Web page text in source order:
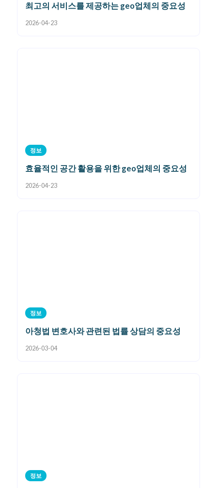
최고의 서비스를 제공하는 geo업체의 중요성
2026-04-23
정보
효율적인 공간 활용을 위한 geo업체의 중요성
2026-04-23
정보
아청법 변호사와 관련된 법률 상담의 중요성
2026-03-04
정보